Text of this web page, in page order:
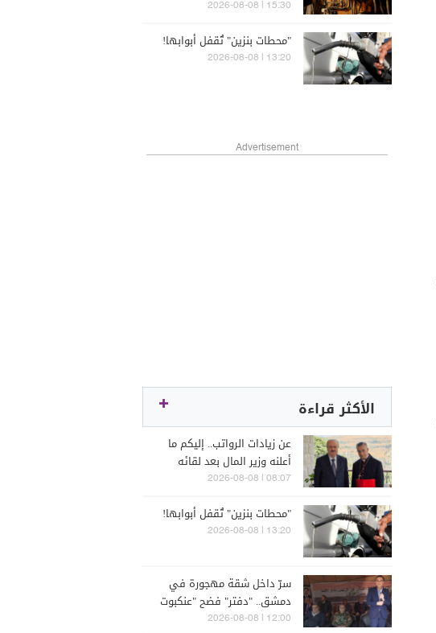
15:30 | 2026-08-08
"محطات بنزين" تُقفل أبوابها!
13:20 | 2026-08-08
Advertisement
الأكثر قراءة
عن زيادات الرواتب.. إليكم ما
أعلنه وزير المال بعد لقائه
الراعي
08:07 | 2026-08-08
"محطات بنزين" تُقفل أبوابها!
13:20 | 2026-08-08
سرّ داخل شقة مهجورة في
دمشق.. "دفتر" فضح "عنكبوت
الأسد"!"
12:00 | 2026-08-08